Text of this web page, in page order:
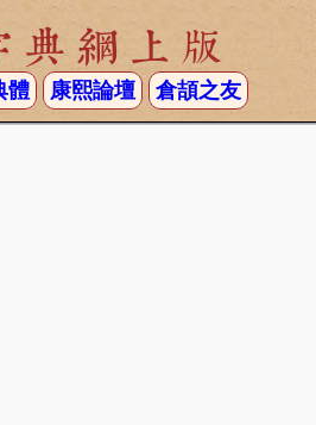
典網上版
體 康熙論壇 倉頡之友